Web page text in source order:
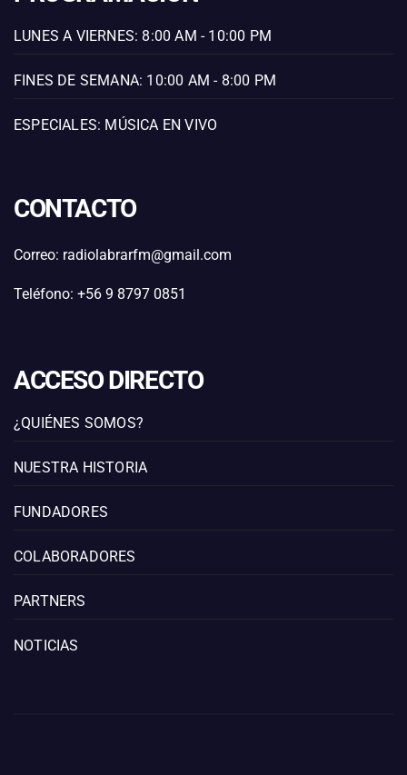
LUNES A VIERNES: 8:00 AM - 10:00 PM
FINES DE SEMANA: 10:00 AM - 8:00 PM
ESPECIALES: MÚSICA EN VIVO
CONTACTO
Correo: radiolabrarfm@gmail.com
Teléfono: +56 9 8797 0851
ACCESO DIRECTO
¿QUIÉNES SOMOS?
NUESTRA HISTORIA
FUNDADORES
COLABORADORES
PARTNERS
NOTICIAS